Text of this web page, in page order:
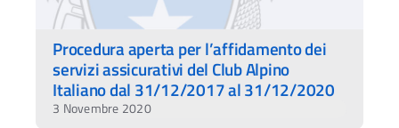
Procedura aperta per l’affidamento dei
servizi assicurativi del Club Alpino
Italiano dal 31/12/2017 al 31/12/2020
3 Novembre 2020